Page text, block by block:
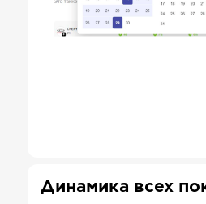
Динамика всех